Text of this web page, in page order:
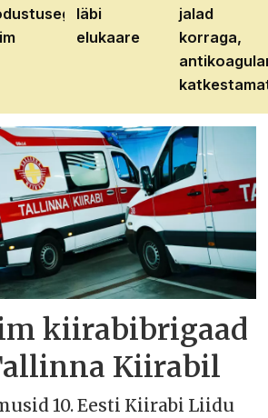
läbi
elukaare
jalad
korraga,
kiirabibrigaad
Kiirabil
10. Eesti Kiirabi Liidu